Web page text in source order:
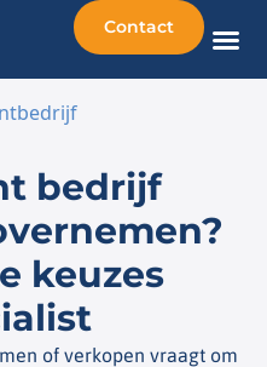
Contact
bedrijf
keuzes
of verkopen vraagt om